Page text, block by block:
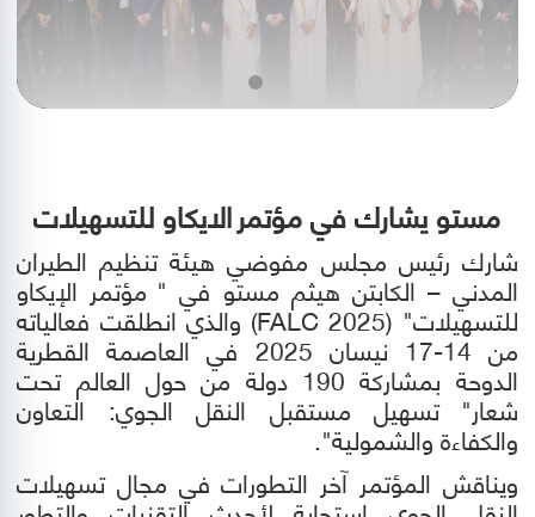
مستو يشارك فيمؤتمرالايكاو للتسهيلات
شارك رئيس مجلس مفوضي هيئة تنظيم الطيران
المدني – الكابتن هيثم مستو في " مؤتمر الإيكاو
للتسهيلات" (FALC 2025
) والذي انطلقت فعالياته
من 14-17 نيسان 2025 في العاصمة القطرية
الدوحة بمشاركة 190 دولة من حول العالم تحت
شعار" تسهيل مستقبل النقل الجوي: التعاون
والكفاءة والشمولية".
ويناقش المؤتمر آخر التطورات في مجال تسهيلات